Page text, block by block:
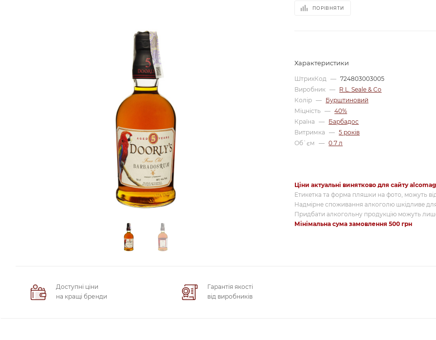
ПОРІВНЯТИ
Характеристики
ШтрихКод — 724803003005
Виробник — R.L. Seale & Co
Колір — Бурштиновий
Міцність — 40%
Країна
— Барбадос
Витримка
— 5 років
Об`єм
— 0.7 л
Ціни актуальні винятково для сайту
Етикетка та форма пляшки на фото, можуть
Надмірне споживання алкоголю шкідливе
Придбати алкогольну продукцію можуть
Мінімальна сума замовлення 500 грн
Доступні ціни
на кращі бренди
Гарантія якості
від виробників